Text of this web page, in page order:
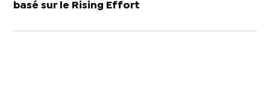
basé sur le Rising Effort